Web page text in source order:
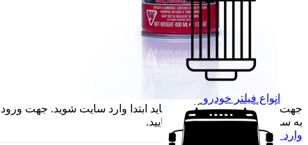
انواع فیلتر خودرو
جهت ارسال نظر و دیدگاه خود باید ابتدا وارد سایت شوید. جهت ورود
به سایت روی لینک زیر کلیک نمایید.
وارد حساب کاربری خود شوید